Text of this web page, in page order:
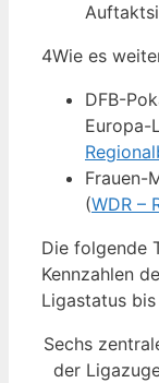
4Wie es
DFB-
Europa-
Frauen-
(WDR –
Die folgende
Kennzahlen
Ligastatus
Sechs
der